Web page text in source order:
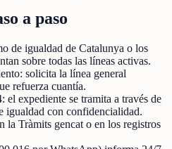
a paso
de igualdad de Catalunya o los
sobre todas las líneas activas.
solicita la línea general
refuerza cuantía.
el expediente se tramita a través de
igualdad con confidencialidad.
la Tràmits gencat o en los registros